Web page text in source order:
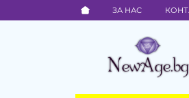
ЗА НАС